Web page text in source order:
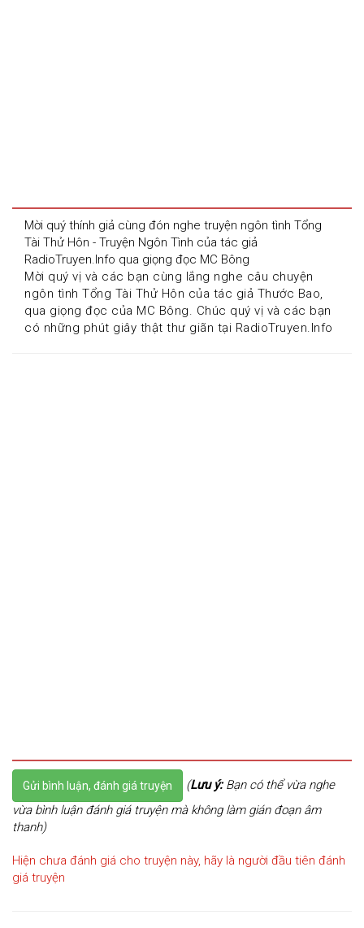
Mời quý thính giả cùng đón nghe truyện ngôn tình Tổng
Tài Thử Hôn - Truyện Ngôn Tình của tác giả
RadioTruyen.Info qua giọng đọc MC Bông
Mời quý vị và các bạn cùng lắng nghe câu chuyện
ngôn tình Tổng Tài Thử Hôn của tác giả Thước Bao,
qua giọng đọc của MC Bông. Chúc quý vị và các bạn
có những phút giây thật thư giãn tại RadioTruyen.Info
Gửi bình luận, đánh giá truyện (Lưu ý:Bạn có thể vừa nghe
vừa bình luận đánh giá truyện mà không làm gián đoạn âm
thanh)
Hiện chưa đánh giá cho truyện này, hãy là người đầu tiên đánh
giá truyện